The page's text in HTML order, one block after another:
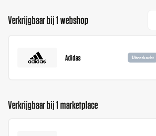
Verkrijgbaar bij 1 webshop
Adidas Uitverkocht
Verkrijgbaar bij 1 marketplace